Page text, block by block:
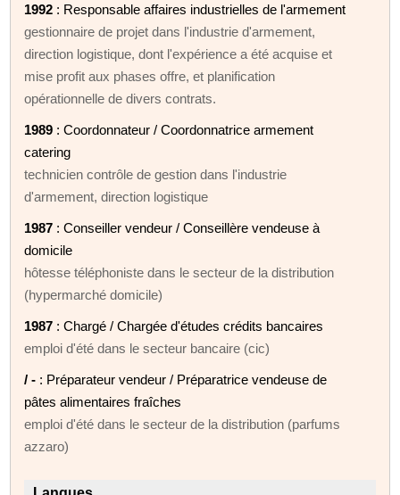
1992 : Responsable affaires industrielles de l'armement
gestionnaire de projet dans l'industrie d'armement,
direction logistique, dont l'expérience a été acquise et
mise profit aux phases offre, et planification
opérationnelle de divers contrats.
1989 : Coordonnateur / Coordonnatrice armement
catering
technicien contrôle de gestion dans l'industrie
d'armement, direction logistique
1987 : Conseiller vendeur / Conseillère vendeuse à
domicile
hôtesse téléphoniste dans le secteur de la distribution
(hypermarché domicile)
1987 : Chargé / Chargée d'études crédits bancaires
emploi d'été dans le secteur bancaire (cic)
/ - : Préparateur vendeur / Préparatrice vendeuse de
pâtes alimentaires fraîches
emploi d'été dans le secteur de la distribution (parfums
azzaro)